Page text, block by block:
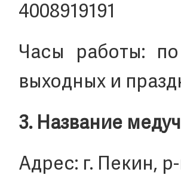
4008919191
Часы работы:
выходных и
3. Название
Адрес: г. Пекин,